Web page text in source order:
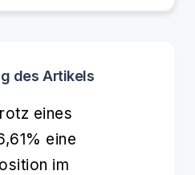
des Artikels
eines
eine
im